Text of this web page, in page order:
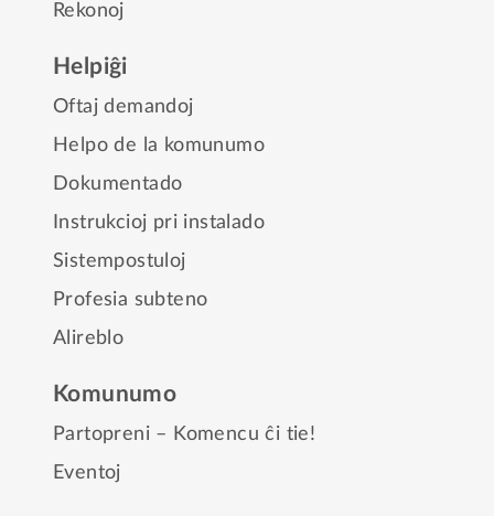
Rekonoj
Helpiĝi
Oftaj demandoj
Helpo de la komunumo
Dokumentado
Instrukcioj pri instalado
Sistempostuloj
Profesia subteno
Alireblo
Komunumo
Partopreni – Komencu ĉi tie!
Eventoj